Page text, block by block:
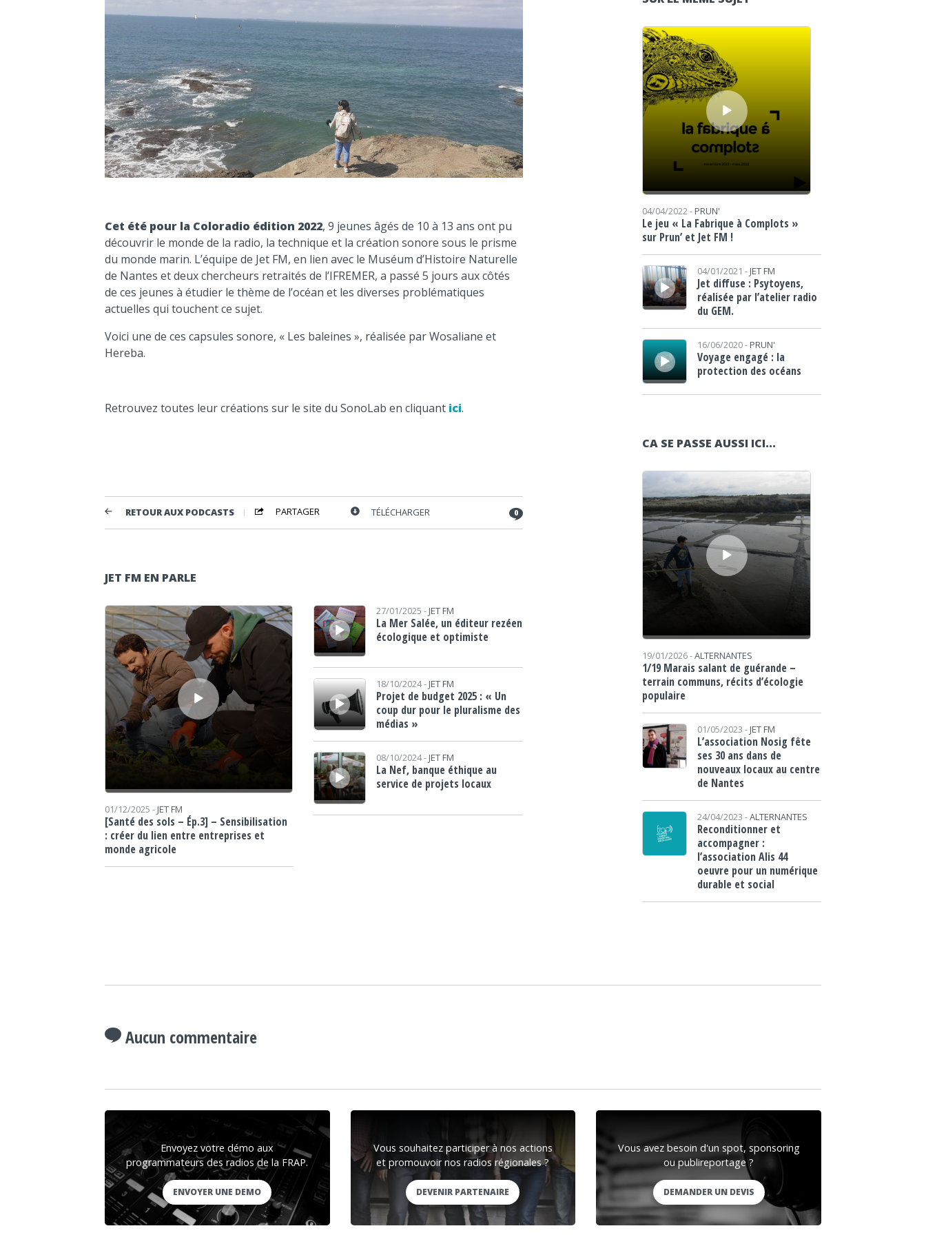
Cet été pour la Coloradio édition 2022, 9 jeunes âgés de 10 à 13 ans ont pu
découvrir le monde de la radio, la technique et la création sonore sous le prisme
du monde marin. L’équipe de Jet FM, en lien avec le Muséum d’Histoire Naturelle
de Nantes et deux chercheurs retraités de l’IFREMER, a passé 5 jours aux côtés
de ces jeunes à étudier le thème de l’océan et les diverses problématiques
actuelles qui touchent ce sujet.
Voici une de ces capsules sonore, « Les baleines », réalisée par Wosaliane et
Hereba.
Retrouvez toutes leur créations sur le site du SonoLab en cliquant ici.
RETOUR AUX PODCASTS PARTAGER TÉLÉCHARGER 0
JET FM EN PARLE
Lecteur audio
01/12/2025 - JET FM
[Santé des sols – Ép.3] – Sensibilisation
: créer du lien entre entreprises et
monde agricole
Lecteur audio 27/01/2025 - JET FM
La Mer Salée, un éditeur rezéen
écologique et optimiste
Lecteur audio 18/10/2024 - JET FM
Projet de budget 2025 : « Un
coup dur pour le pluralisme des
médias »
Lecteur audio
08/10/2024 - JET FM
La Nef, banque éthique au
service de projets locaux
Lecteur audio
04/04/2022 - PRUN'
Le jeu « La Fabrique à Complots »
sur Prun’ et Jet FM !
Lecteur audio
04/01/2021 - JET FM
Jet diffuse : Psytoyens,
réalisée par l’atelier radio
du GEM.
Lecteur audio
16/06/2020 - PRUN'
Voyage engagé : la
protection des océans
CA SE PASSE AUSSI ICI...
Lecteur audio
19/01/2026 -ALTERNANTES
1/19 Marais salant de guérande –
terrain communs, récits d’écologie
populaire
01/05/2023 - JET FM
L’association Nosig fête
ses 30 ans dans de
nouveaux locaux au centre
de Nantes
24/04/2023 -ALTERNANTES
Reconditionner et
accompagner :
l’association Alis 44
oeuvre pour un numérique
durable et social
Aucun commentaire
Envoyez votre démo aux
programmateurs des radios de la FRAP.
ENVOYER UNE DEMO
Vous souhaitez participer à nos actions
et promouvoir nos radios régionales ?
DEVENIR PARTENAIRE
Vous avez besoin d'un spot, sponsoring
ou publireportage ?
DEMANDER UN DEVIS